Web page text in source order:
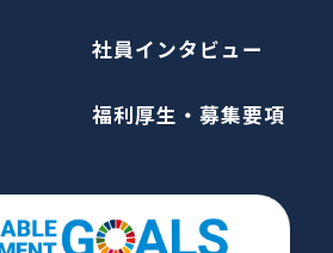
社員インタビュー
福利厚生・募集要項